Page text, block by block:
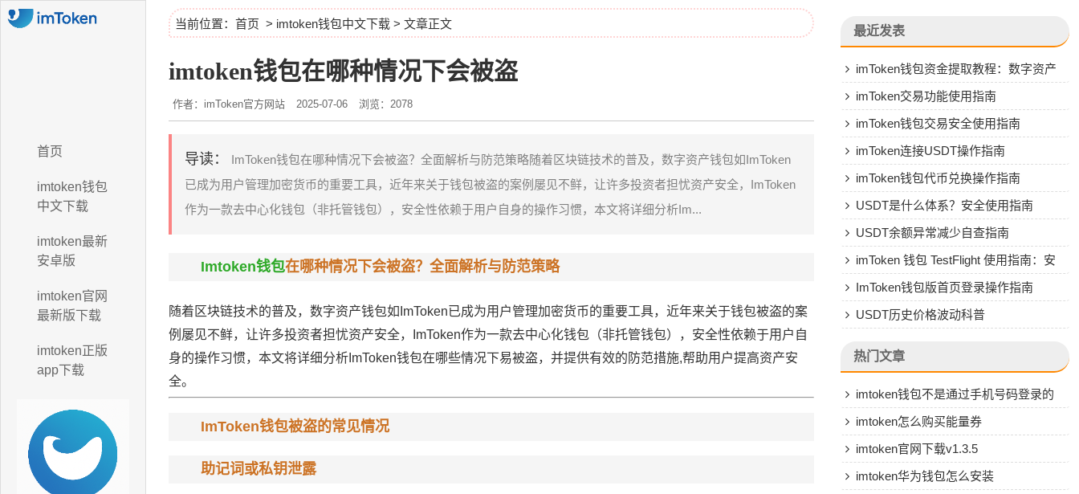
首页
imtoken钱包
中文下载
imtoken最新
安卓版
imtoken官网
最新版下载
imtoken正版
app下载
当前位置： 首页 > imtoken钱包中文下载 > 文章正文
imtoken钱包在哪种情况下会被盗
作者：imToken官方网站 2025-07-06 浏览：2078
导读：
ImToken钱包在哪种情况下会被盗？全面解析与防范策略随着区块链技术的普及，数字资产钱包如ImToken
已成为用户管理加密货币的重要工具，近年来关于钱包被盗的案例屡见不鲜，让许多投资者担忧资产安全，ImToken
作为一款去中心化钱包（非托管钱包），安全性依赖于用户自身的操作习惯，本文将详细分析Im...
Imtoken钱包在哪种情况下会被盗？全面解析与防范策略
随着区块链技术的普及，数字资产钱包如ImToken已成为用户管理加密货币的重要工具，近年来关于钱包被盗的案
例屡见不鲜，让许多投资者担忧资产安全，ImToken作为一款去中心化钱包（非托管钱包），安全性依赖于用户自
身的操作习惯，本文将详细分析ImToken钱包在哪些情况下易被盗，并提供有效的防范措施,帮助用户提高资产安
全。
ImToken钱包被盗的常见情况
助记词或私钥泄露
最近发表
imToken钱包资金提取教程：数字资产
转人民币操作指南
imToken交易功能使用指南
imToken钱包交易安全使用指南
imToken连接USDT操作指南
imToken钱包代币兑换操作指南
USDT是什么体系？安全使用指南
USDT余额异常减少自查指南
imToken 钱包 TestFlight 使用指南：安
全安装与风险防范
ImToken钱包版首页登录操作指南
USDT历史价格波动科普
热门文章
imtoken钱包不是通过手机号码登录的
吗imtoken怎么购买能量券
imtoken官网下载v1.3.5
imtoken华为钱包怎么安装